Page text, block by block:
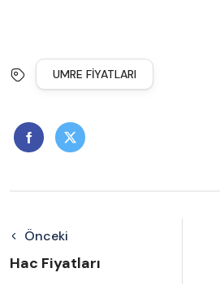
UMRE FIYATLARI
Önceki
Hac Fiyatları